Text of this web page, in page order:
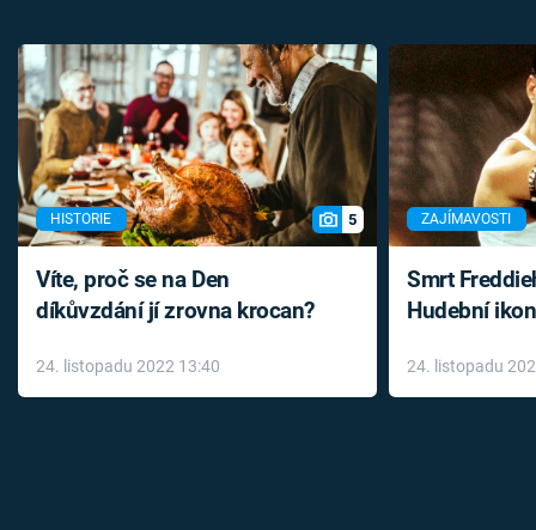
HISTORIE 5
Víte, proč se na Den
díkůvzdání jí zrovna krocan?
24. listopadu 2022 13:40
ZAJÍMAVOSTI
Smrt
Hudební
léky
24. listopadu